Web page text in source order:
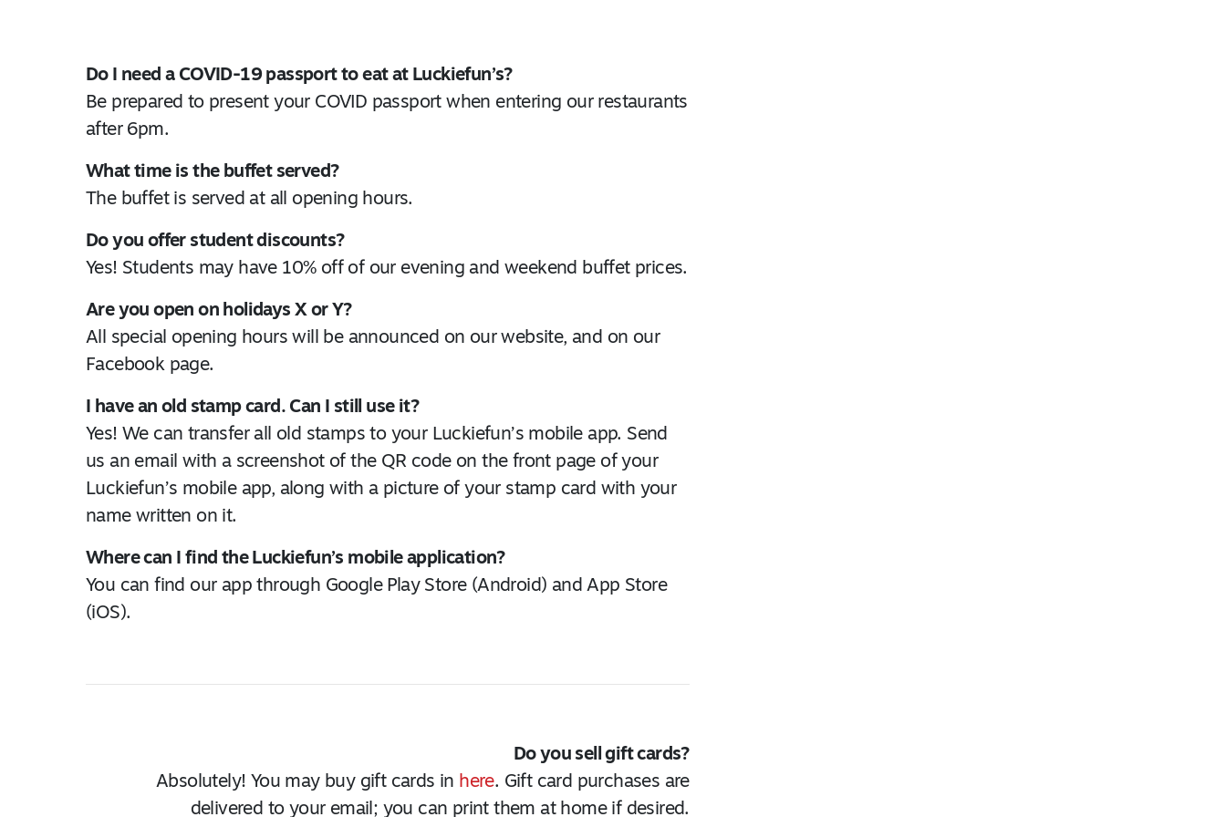
Oulu Keskusta, REDI, Salo, Lauttasaari, Columbus
Koirat tervetulleita:Hämeenkatu, Ideapark Seinäjoki, Joensuu,
Kaivokatu,Koskikeskus, Lappeenranta, Lönnrotinkatu,
Odotamme asiakkaan hallitsevan koiransa ongelmitta ja ottavan
huomioon myös kanssaruokailijansa. Rajoitukset eivät koske
Do I need a COVID-19 passport to eat at Luckiefun’s?
Be prepared to present your COVID passport when entering our restaurants
after 6pm.
What time is the buffet served?
The buffet is served at all opening hours.
Do you offer student discounts?
Yes! Students may have 10% off of our evening and weekend buffet prices.
Are you open on holidays X or Y?
All special opening hours will be announced on our website, and on our
Facebook page.
I have an old stamp card. Can I still use it?
Yes! We can transfer all old stamps to your Luckiefun’s mobile app. Send
us an email with a screenshot of the QR code on the front page of your
Luckiefun’s mobile app, along with a picture of your stamp card with your
name written on it.
Where can I find the Luckiefun’s mobile application?
You can find our app through Google Play Store (Android) and App Store
(iOS).
Do you sell gift cards?
Absolutely! You may buy gift cards in here. Gift card purchases are
delivered to your email; you can print them at home if desired.